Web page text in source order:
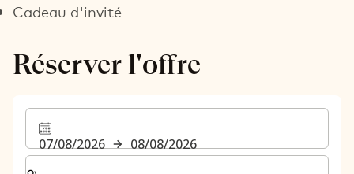
Cadeau d'invité
Réserver l'offre
07/08/2026
08/08/2026
Sélectionnez le nombre de chambres et d'invités pour